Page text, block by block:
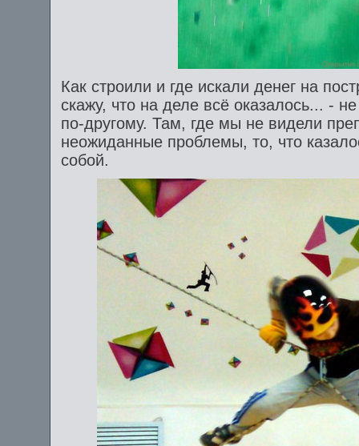
Как строили и где искали денег на
скажу, что на деле всё оказалось... -
по-другому. Там, где мы не видели
неожиданные проблемы, то, что
собой.